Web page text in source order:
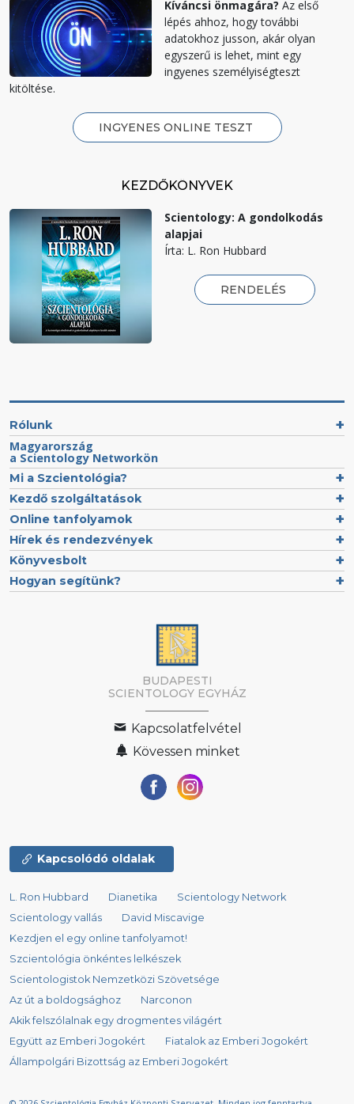
Kíváncsi önmagára? Az első
lépés ahhoz, hogy további
adatokhoz jusson, akár olyan
egyszerű is lehet, mint egy
ingyenes személyiségteszt
kitöltése.
INGYENES ONLINE TESZT
KEZDŐKÖNYVEK
Scientology: A gondolkodás
alapjai
Írta: L. Ron Hubbard
RENDELÉS
Rólunk
Magyarország
a Scientology Networkön
Mi a Szcientológia?
Kezdő szolgáltatások
Online tanfolyamok
Hírek és rendezvények
Könyvesbolt
Hogyan segítünk?
BUDAPESTI
SCIENTOLOGY EGYHÁZ
Kapcsolatfelvétel
Kövessen minket
Kapcsolódó oldalak
L. Ron Hubbard Dianetika
Scientology Network
Scientology vallás
David Miscavige
Kezdjen el egy online tanfolyamot!
Szcientológia önkéntes lelkészek
Scientologistok Nemzetközi Szövetsége
Az út a boldogsághoz
Narconon
Akik felszólalnak egy drogmentes világért
Együtt az Emberi Jogokért
Fiatalok az Emberi Jogokért
Állampolgári Bizottság az Emberi Jogokért